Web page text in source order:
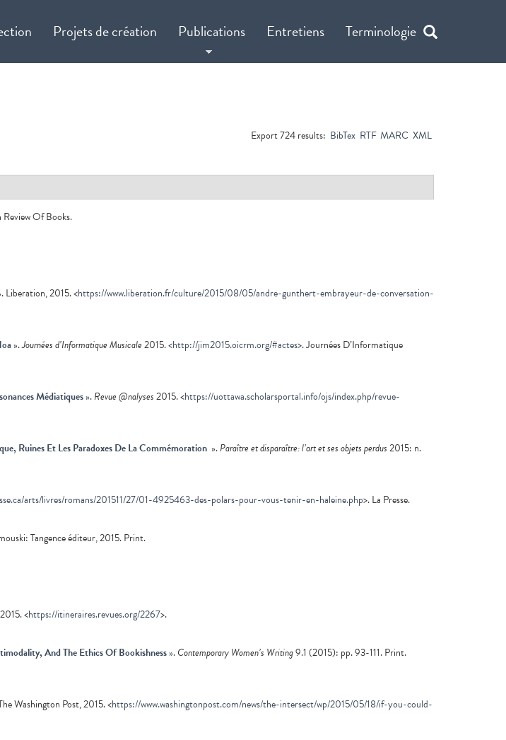
Projets de création Publications Entretiens Terminologie
Export 724 results: BibTex RTF MARC XML
Of Books.
. Liberation, 2015. <https://www.liberation.fr/culture/2015/08/05/andre-gunthert-embrayeur-de-conversation-
».Journées d’Informatique Musicale2015. <http://jim2015.oicrm.org/#actes>. Journées D’Informatique
Médiatiques».Revue @nalyses2015. <https://uottawa.scholarsportal.info/ojs/index.php/revue-
Ruines Et Les Paradoxes De La Commémoration ».Paraître et disparaître: l’art et ses objets perdus2015: n.
arts/livres/romans/201511/27/01-4925463-des-polars-pour-vous-tenir-en-haleine.php>. La Presse.
Tangence éditeur, 2015. Print.
<https://itineraires.revues.org/2267>.
And The Ethics Of Bookishness».Contemporary Women’s Writing9.1 (2015): pp. 93-111. Print.
Washington Post, 2015. <https://www.washingtonpost.com/news/the-intersect/wp/2015/05/18/if-you-could-